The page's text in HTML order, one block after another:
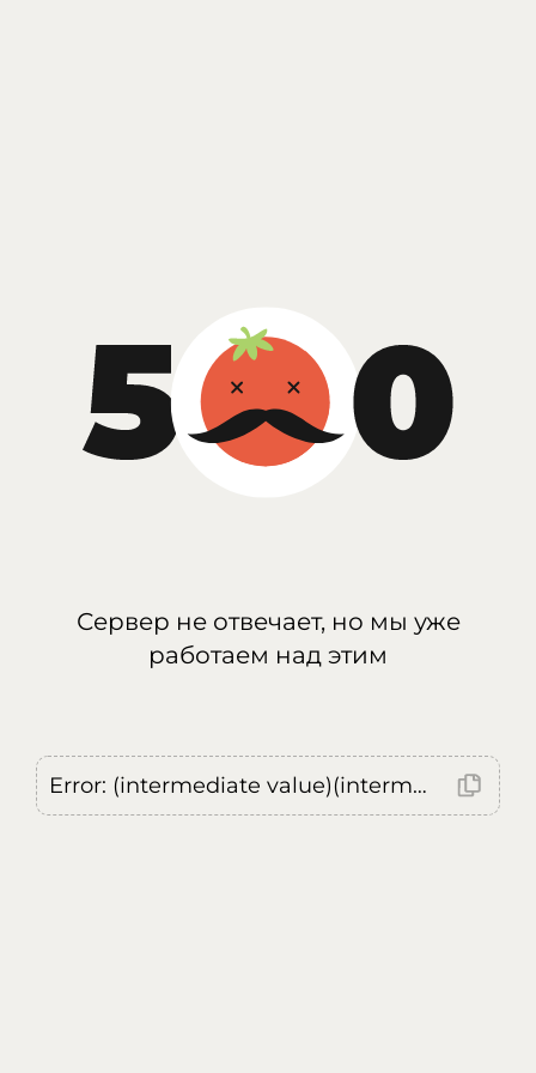
Сервер не отвечает, но мы уже
работаем над этим
Error: (intermediate value)(intermediate value)(intermediate value).replaceAll is not a function